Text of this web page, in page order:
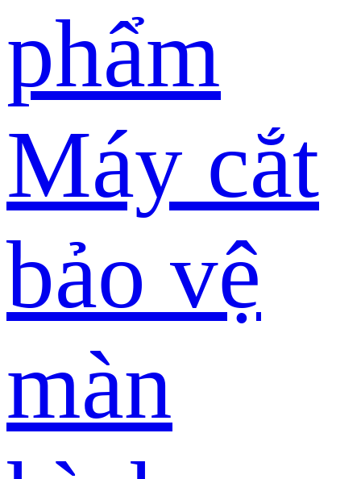
phẩm
Máy cắt
bảo vệ
màn